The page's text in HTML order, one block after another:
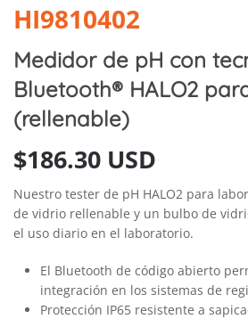
HI9810402
Medidor de pH con
Bluetooth® HALO2
(rellenable)
$186.30 USD
Nuestro tester de pH HALO2 para
de vidrio rellenable y un bulbo de
el uso diario en el laboratorio.
El Bluetooth de código abierto
integración en los sistemas de
Protección IP65 resistente a